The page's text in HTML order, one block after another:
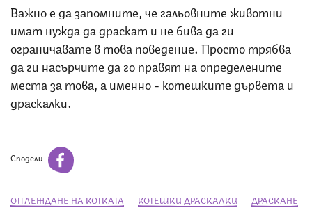
Важно е да запомните, че гальовните животни
имат нужда да драскат и не бива да ги
ограничавате в това поведение. Просто трябва
да ги насърчите да го правят на определените
места за това, а именно - котешките дървета и
драскалки.
Сподели
ОТГЛЕЖДАНЕ НА КОТКАТА КОТЕШКИ ДРАСКАЛКИ ДРАСКАНЕ